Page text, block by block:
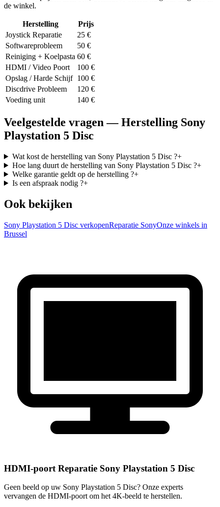
de winkel.
Herstelling
Prijs
Joystick Reparatie
25 €
Softwareprobleem
50 €
Reiniging + Koelpasta 60 €
HDMI / Video Poort
100 €
Opslag / Harde Schijf 100 €
Discdrive Probleem
120 €
Voeding unit
140 €
Veelgestelde vragen — Herstelling Sony
Playstation 5 Disc
Wat kost de herstelling van Sony Playstation 5 Disc ?+
Hoe lang duurt de herstelling van Sony Playstation 5 Disc ?+
Welke garantie geldt op de herstelling ?+
Is een afspraak nodig ?+
Ook bekijken
Sony Playstation 5 Disc verkopenReparatie SonyOnze winkels in
Brussel
HDMI-poort Reparatie Sony Playstation 5 Disc
Geen beeld op uw Sony Playstation 5 Disc? Onze experts
vervangen de HDMI-poort om het 4K-beeld te herstellen.